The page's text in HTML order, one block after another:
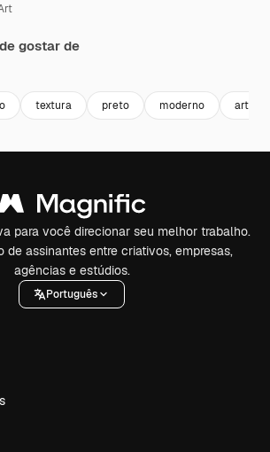
gostar de
textura preto moderno arte
para você direcionar seu melhor trabalho.
de assinantes entre criativos, empresas,
agências e estúdios.
Português